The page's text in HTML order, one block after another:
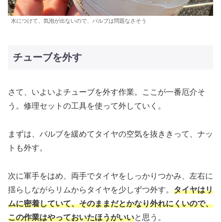
水につけて、気泡が出ないので、バルブは問題なさそう
チューブを外す
さて、いよいよチューブを外す作業。ここが一番厄介そ
う。修理セットの工具を使って外していく。
まずは、バルブを緩めてタイヤの空気を抜ききって、ナッ
トも外す。
次に軍手をはめ、両手でタイヤをしっかりつかみ、左右に
揺らしながらリムからタイヤを少しずつ外す。 タイヤはリ
ムに密着していて、そのままだとかなり外れにくいので、
この作業はやっておいたほうがいいと思う。